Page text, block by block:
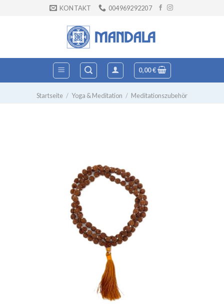
KONTAKT 004969292207
0,00€
Startseite / Yoga & Meditation / Meditationszubehör